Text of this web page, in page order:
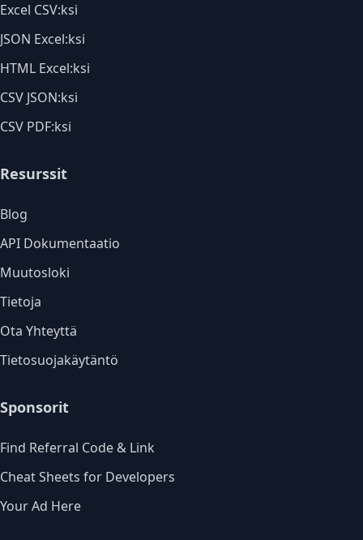
Excel CSV:ksi
JSON Excel:ksi
HTML Excel:ksi
CSV JSON:ksi
CSV PDF:ksi
Resurssit
Blog
API Dokumentaatio
Muutosloki
Tietoja
Ota Yhteyttä
Tietosuojakäytäntö
Sponsorit
Find Referral Code & Link
Cheat Sheets for Developers
Your Ad Here